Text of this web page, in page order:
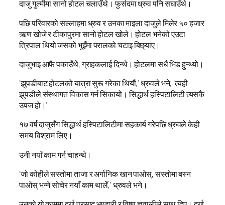
दाजु गुल्मीमा सानो होटल चलाउँथे। फुर्सदमा ध्रुव पनि सघाउँथे।
पछि परिवारको सल्लाहमा ध्रुव र उनका माइला दाजुले मिलेर ५० हजार
ऋण खोजे र टीकापुरमा सानो होटल खोले। होटल भनेको एउटा
त्रिपाल थियो जसको भुइँमा परालको चटाइ बिछ्याए।
दाजुभाइ आफै पकाउँथे, ग्राहकलाई दिन्थे। होटलमा सधै भिड हुन्थ्यो।
‘झुपडीबाट होटलको यात्रा सुरू गरेका थियौं,’ ध्रुवले भने, ‘त्यही
झुपडीले संस्थागत विकास गर्न सिकायो। सिद्धार्थ हस्पिटालिटी त्यसकै
उपज हो।’
१७ वर्ष दाजुसँग सिद्धार्थ हस्पिटालिटीमा सहकार्य गरेपछि ध्रुवले केही
समय विश्राम लिए।
उनी नयाँ काम गर्न चाहन्थे।
‘जो कोहीले सस्तोमा ताजा र अर्गानिक खान पाओस्, सस्तोमा बस्न
पाओस् भन्ने सोचेर नयाँ काम थालेँ,’ ध्रुवले भने।